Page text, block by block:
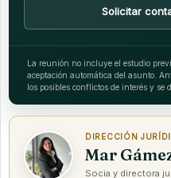
Solicitar
La reunión no incluye el estudio
aceptación automática del asunto.
los posibles conflictos de interés y
DIRECCIÓN
Mar
Socia y directora